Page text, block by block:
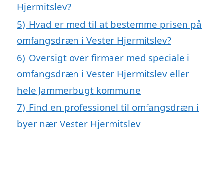
Hjermitslev?
5) Hvad er med til at bestemme prisen på
omfangsdræn i Vester Hjermitslev?
6) Oversigt over firmaer med speciale i
omfangsdræn i Vester Hjermitslev eller
hele Jammerbugt kommune
7) Find en professionel til omfangsdræn i
byer nær Vester Hjermitslev